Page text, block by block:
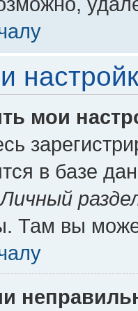
мои
в базе
Личный
Там вы